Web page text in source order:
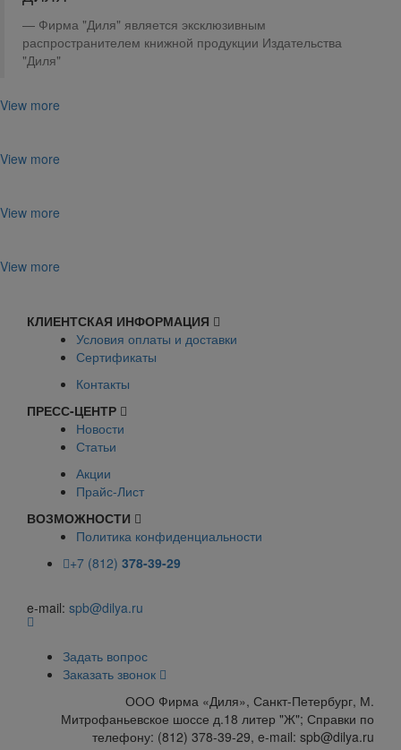
Фирма "Диля" является эксклюзивным
распространителем книжной продукции Издательства
"Диля"
View more
View more
View more
View more
КЛИЕНТСКАЯ ИНФОРМАЦИЯ
Условия оплаты и доставки
Сертификаты
Контакты
ПРЕСС-ЦЕНТР
Новости
Статьи
Акции
Прайс-Лист
ВОЗМОЖНОСТИ
Политика конфиденциальности
+7 (812) 378-39-29
e-mail: spb@dilya.ru
Задать вопрос
Заказать звонок
ООО Фирма «Диля», Санкт-Петербург, М.
Митрофаньевское шоссе д.18 литер "Ж"; Справки по
телефону: (812) 378-39-29, e-mail: spb@dilya.ru